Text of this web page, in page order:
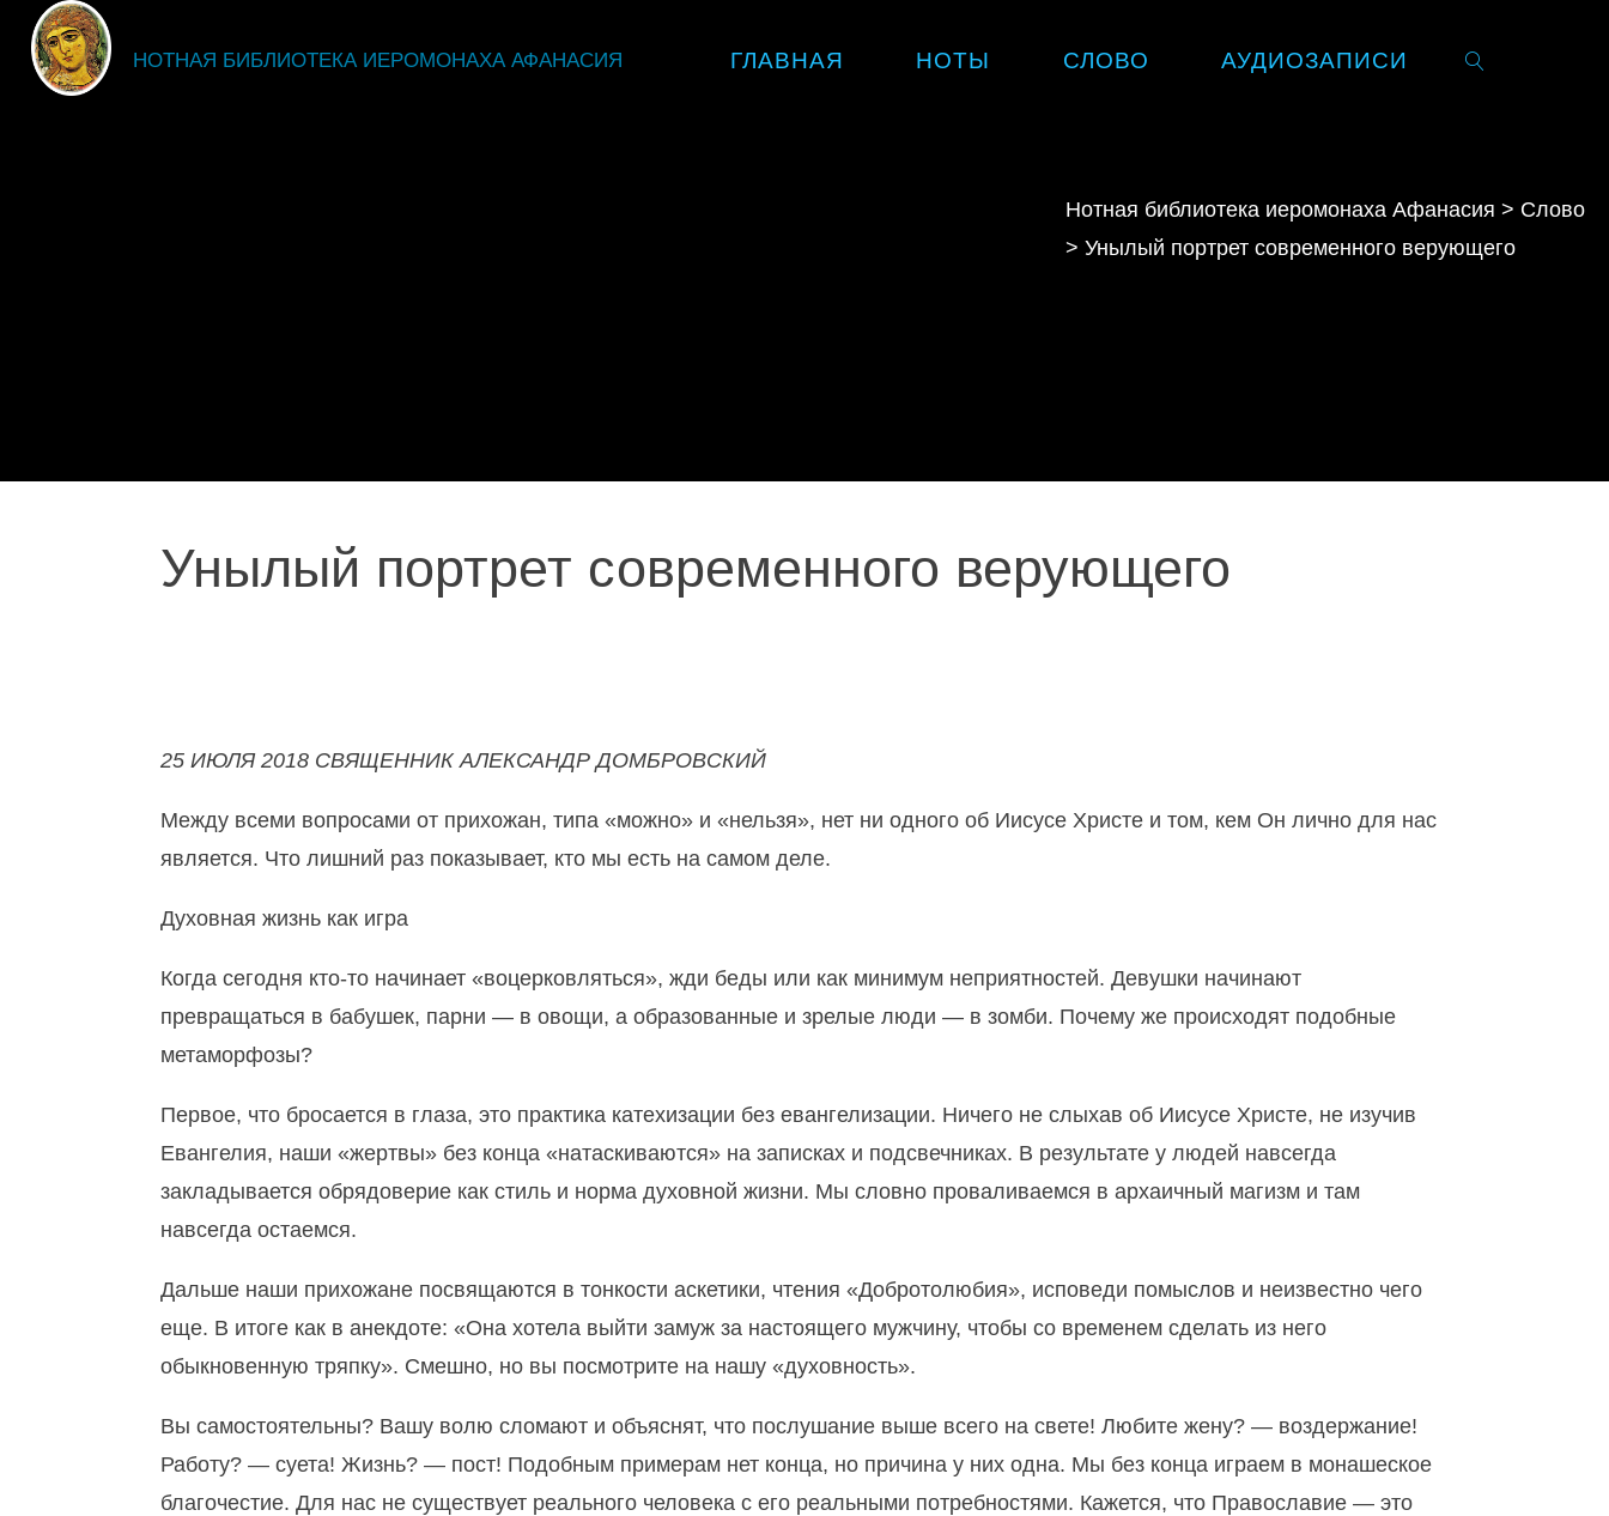
fdsgsdg
НОТНАЯ БИБЛИОТЕКА ИЕРОМОНАХА АФАНАСИЯ
ГЛАВНАЯ НОТЫ СЛОВО АУДИОЗАПИСИ
Нотная библиотека иеромонаха Афанасия > Слово
>Унылый портрет современного верующего
Унылый портрет современного верующего
25 ИЮЛЯ 2018 СВЯЩЕННИК АЛЕКСАНДР ДОМБРОВСКИЙ
Между всеми вопросами от прихожан, типа «можно» и «нельзя», нет ни одного об Иисусе Христе и том, кем Он лично для нас
является. Что лишний раз показывает, кто мы есть на самом деле.
Духовная жизнь как игра
Когда сегодня кто-то начинает «воцерковляться», жди беды или как минимум неприятностей. Девушки начинают
превращаться в бабушек, парни — в овощи, а образованные и зрелые люди — в зомби. Почему же происходят подобные
метаморфозы?
Первое, что бросается в глаза, это практика катехизации без евангелизации. Ничего не слыхав об Иисусе Христе, не изучив
Евангелия, наши «жертвы» без конца «натаскиваются» на записках и подсвечниках. В результате у людей навсегда
закладывается обрядоверие как стиль и норма духовной жизни. Мы словно проваливаемся в архаичный магизм и там
навсегда остаемся.
Дальше наши прихожане посвящаются в тонкости аскетики, чтения «Добротолюбия», исповеди помыслов и неизвестно чего
еще. В итоге как в анекдоте: «Она хотела выйти замуж за настоящего мужчину, чтобы со временем сделать из него
обыкновенную тряпку». Смешно, но вы посмотрите на нашу «духовность».
Вы самостоятельны? Вашу волю сломают и объяснят, что послушание выше всего на свете! Любите жену? — воздержание!
Работу? — суета! Жизнь? — пост! Подобным примерам нет конца, но причина у них одна. Мы без конца играем в монашеское
благочестие. Для нас не существует реального человека с его реальными потребностями. Кажется, что Православие — это